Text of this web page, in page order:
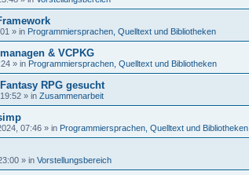
» in Programmiersprachen, Quelltext und Bibliotheken
& VCPKG
» in Programmiersprachen, Quelltext und Bibliotheken
RPG gesucht
» in Zusammenarbeit
07:46 » in Programmiersprachen, Quelltext und Bibliotheken
» in Vorstellungsbereich